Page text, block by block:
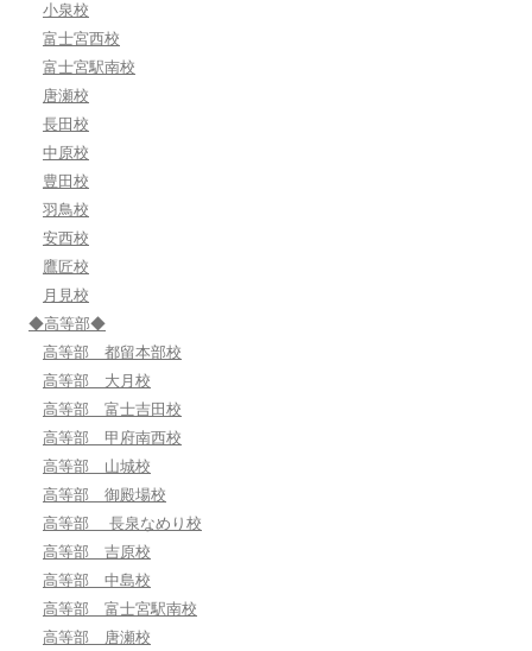
小泉校
富士宮西校
富士宮駅南校
唐瀬校
長田校
中原校
豊田校
羽鳥校
安西校
鷹匠校
月見校
◆高等部◆
高等部 都留本部校
高等部 大月校
高等部 富士吉田校
高等部 甲府南西校
高等部 山城校
高等部 御殿場校
高等部 長泉なめり校
高等部 吉原校
高等部 中島校
高等部 富士宮駅南校
高等部 唐瀬校